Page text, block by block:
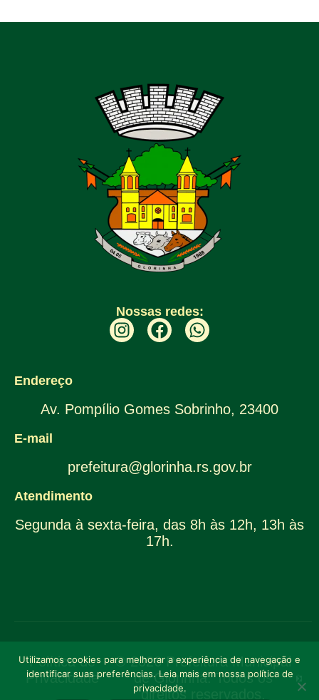
Nossas redes:
Endereço
Av. Pompílio Gomes Sobrinho, 23400
E-mail
prefeitura@glorinha.rs.gov.br
Atendimento
Segunda à sexta-feira, das 8h às 12h, 13h às
17h.
Política de
Privacidade
© 2026 Prefeitura Municipal
de Glorinha. Todos os
direitos reservados.
Utilizamos cookies para melhorar a experiência de navegação e
identificar suas preferências. Leia mais em nossa política de
privacidade.